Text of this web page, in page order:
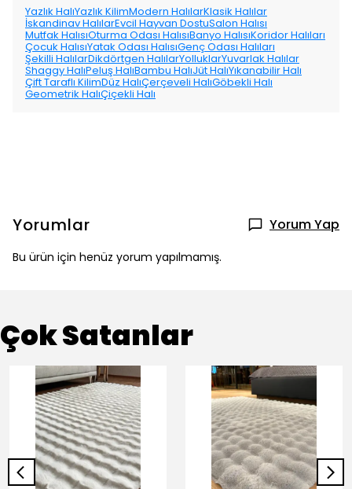
Yazlık HalıYazlık KilimModern HalılarKlasik Halılar
İskandinav HalılarEvcil Hayvan DostuSalon Halısı
Mutfak HalısıOturma Odası HalısıBanyo HalısıKoridor Halıları
Çocuk HalısıYatak Odası HalısıGenç Odası Halıları
Şekilli HalılarDikdörtgen HalılarYolluklarYuvarlak Halılar
Shaggy HalıPeluş HalıBambu HalıJüt HalıYıkanabilir Halı
Çift Taraflı KilimDüz HalıÇerçeveli HalıGöbekli Halı
Geometrik HalıÇiçekli Halı
Yorumlar Yorum Yap
Bu ürün için henüz yorum yapılmamış.
Çok Satanlar